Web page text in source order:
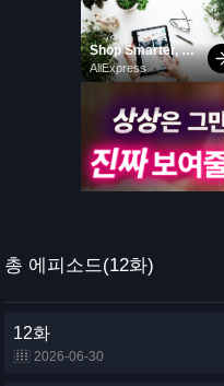
총 에피소드(12화)
12화
2026-06-30